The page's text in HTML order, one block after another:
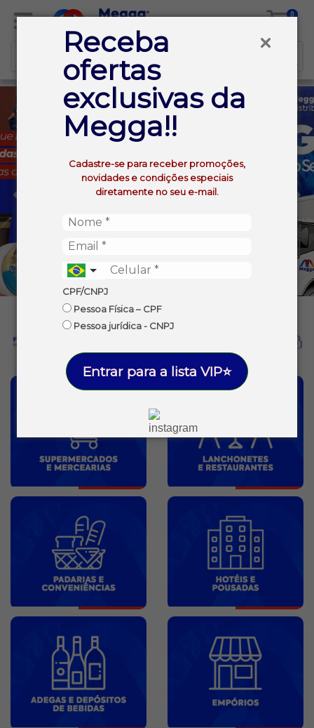
Receba
ofertas
exclusivas da
Megga!!
Cadastre-se para receber promoções,
novidades e condições especiais
diretamente no seu e-mail.
CPF/CNPJ
Pessoa Física – CPF
Pessoa jurídica - CNPJ
Entrar para a lista VIP⭐
0